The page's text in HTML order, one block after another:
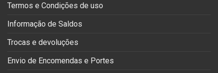
Termos e Condições de uso
Informação de Saldos
Trocas e devoluções
Envio de Encomendas e Portes